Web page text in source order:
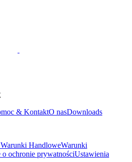
& KontaktO nasDownloads
HandloweWarunki
o ochronie prywatnościUstawienia